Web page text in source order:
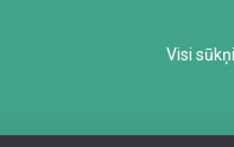
Visi sūkņi